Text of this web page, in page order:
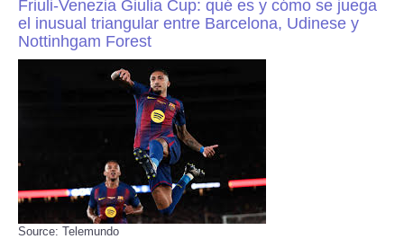
Friuli-Venezia Giulia Cup: qué es y cómo se juega
el inusual triangular entre Barcelona, Udinese y
Nottinhgam Forest
Source: Telemundo